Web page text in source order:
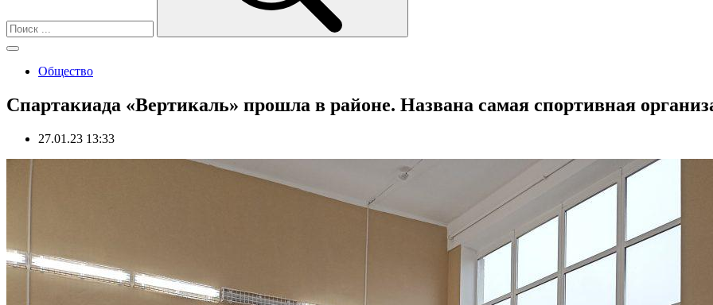
Общество
Спартакиада «Вертикаль» прошла в районе. Названа самая спортивная
27.01.23 13:33